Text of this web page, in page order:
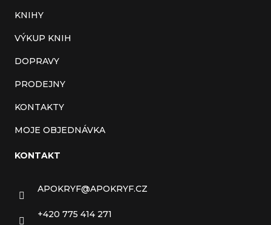
KNIHY
VÝKUP KNIH
DOPRAVY
PRODEJNY
KONTAKTY
MOJE OBJEDNÁVKA
KONTAKT
APOKRYF@APOKRYF.CZ
+420 775 414 271